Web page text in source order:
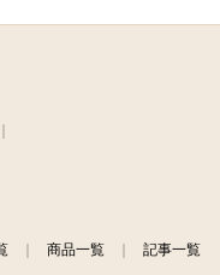
商品一覧 記事一覧